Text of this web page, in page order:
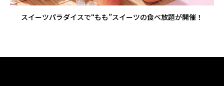
スイーツパラダイスで“もも”スイーツの食べ放題が開催！